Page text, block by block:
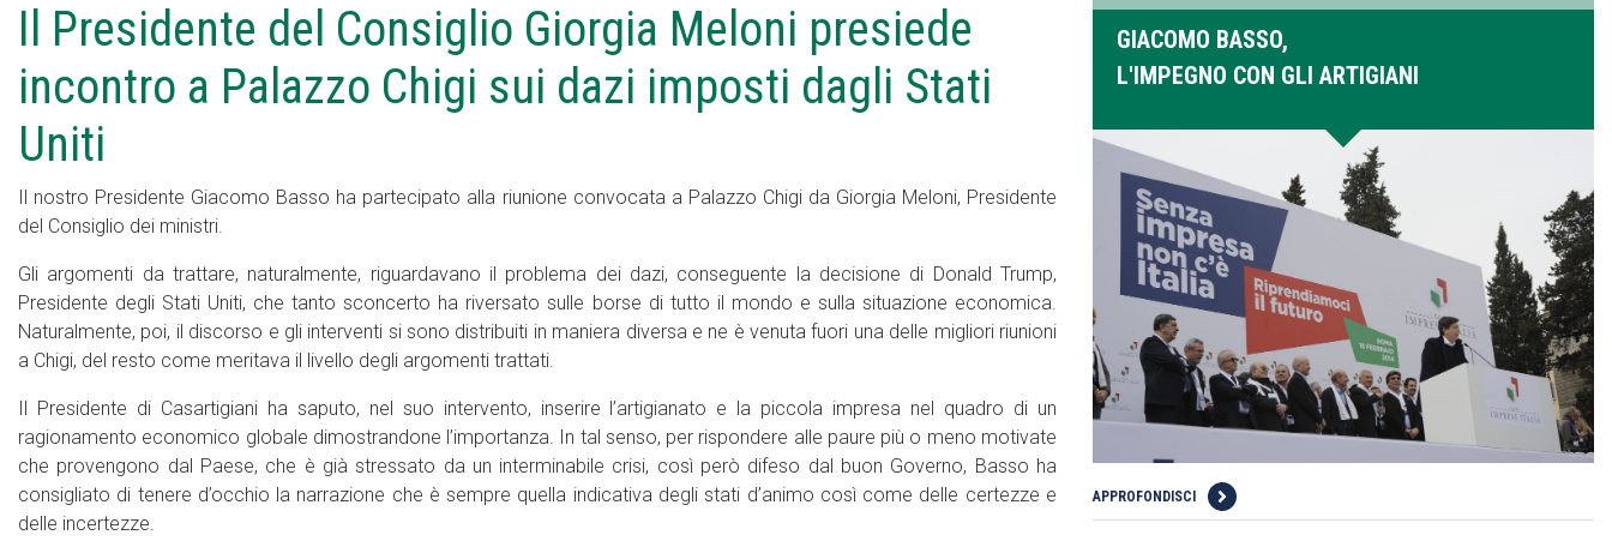
Il Presidente del Consiglio Giorgia Meloni presiede
incontro a Palazzo Chigi sui dazi imposti dagli Stati
Uniti
Il nostro Presidente Giacomo Basso ha partecipato alla riunione convocata a Palazzo Chigi da Giorgia Meloni, Presidente
del Consiglio dei ministri.
Gli argomenti da trattare, naturalmente, riguardavano il problema dei dazi, conseguente la decisione di Donald Trump,
Presidente degli Stati Uniti, che tanto sconcerto ha riversato sulle borse di tutto il mondo e sulla situazione economica.
Naturalmente, poi, il discorso e gli interventi si sono distribuiti in maniera diversa e ne è venuta fuori una delle migliori riunioni
a Chigi, del resto come meritava il livello degli argomenti trattati.
Il Presidente di Casartigiani ha saputo, nel suo intervento, inserire l’artigianato e la piccola impresa nel quadro di un
ragionamento economico globale dimostrandone l’importanza. In tal senso, per rispondere alle paure più o meno motivate
che provengono dal Paese, che è già stressato da un interminabile crisi, così però difeso dal buon Governo, Basso ha
consigliato di tenere d’occhio la narrazione che è sempre quella indicativa degli stati d’animo così come delle certezze e
delle incertezze.
GIACOMO BASSO,
L'IMPEGNO CON GLI ARTIGIANI
APPROFONDISCI